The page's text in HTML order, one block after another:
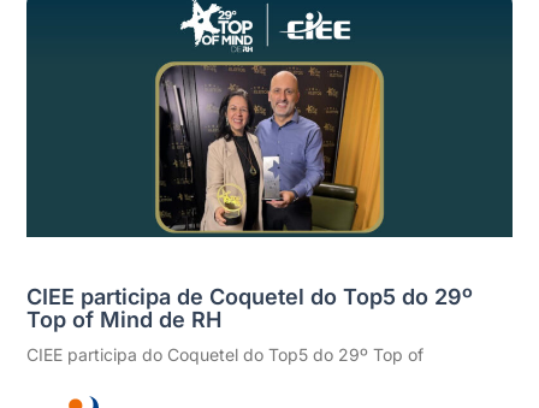
CIEE participa de Coquetel do Top5 do 29º
Top of Mind de RH
CIEE participa do Coquetel do Top5 do 29º Top of